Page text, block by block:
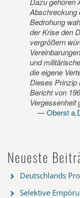
Abschreckung
Bedrohung
der Krise den
vergrößern
und
die eigene
Dieses Prinzip
Bericht von
Vergessenheit
Oberst
Neueste
Deutschlands
Selektive